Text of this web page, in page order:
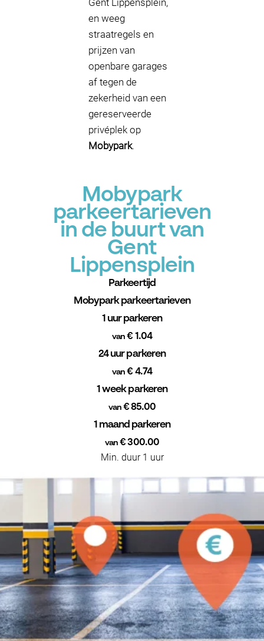
Gent Lippensplein,
en weeg
straatregels en
prijzen van
openbare garages
af tegen de
zekerheid van een
gereserveerde
privéplek op
Mobypark.
Mobypark
parkeertarieven
in de buurt van
Gent
Lippensplein
Parkeertijd
Mobypark parkeertarieven
1 uur parkeren
van € 1.04
24 uur parkeren
van € 4.74
1 week parkeren
van€ 85.00
1 maand parkeren
van € 300.00
Min. duur 1 uur